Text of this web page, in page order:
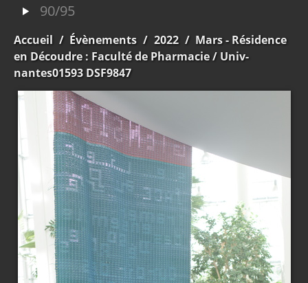
90/95
Accueil / Évènements / 2022 / Mars - Résidence
en Découdre : Faculté de Pharmacie/ Univ-
nantes01593 DSF9847